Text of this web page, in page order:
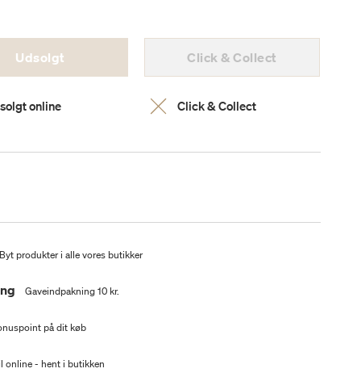
Udsolgt Click & Collect
online Click & Collect
Byt produkter i alle vores butikker
Gaveindpakning 10 kr.
på dit køb
online - hent i butikken